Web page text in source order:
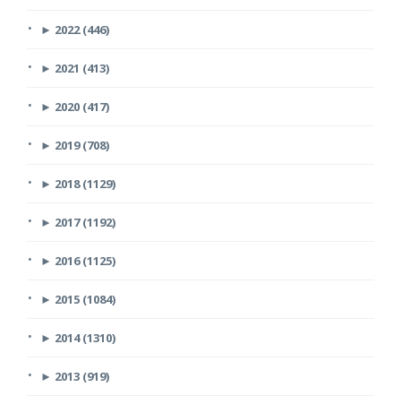
► 2022 (446)
► 2021 (413)
► 2020 (417)
► 2019 (708)
► 2018 (1129)
► 2017 (1192)
► 2016 (1125)
► 2015 (1084)
► 2014 (1310)
► 2013 (919)